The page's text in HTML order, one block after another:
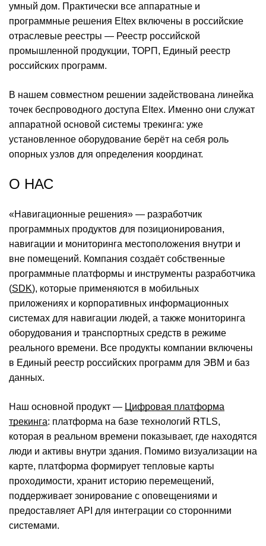
умный дом. Практически все аппаратные и
программные решения Eltex включены в российские
отраслевые реестры — Реестр российской
промышленной продукции, ТОРП, Единый реестр
российских программ.
В нашем совместном решении задействована линейка
точек беспроводного доступа Eltex. Именно они служат
аппаратной основой системы трекинга: уже
установленное оборудование берёт на себя роль
опорных узлов для определения координат.
О НАС
«Навигационные решения» — разработчик
программных продуктов для позиционирования,
навигации и мониторинга местоположения внутри и
вне помещений. Компания создаёт собственные
программные платформы и инструменты разработчика
(SDK), которые применяются в мобильных
приложениях и корпоративных информационных
системах для навигации людей, а также мониторинга
оборудования и транспортных средств в режиме
реального времени. Все продукты компании включены
в Единый реестр российских программ для ЭВМ и баз
данных.
Наш основной продукт — Цифровая платформа
трекинга: платформа на базе технологий RTLS,
которая в реальном времени показывает, где находятся
люди и активы внутри здания. Помимо визуализации на
карте, платформа формирует тепловые карты
проходимости, хранит историю перемещений,
поддерживает зонирование с оповещениями и
предоставляет API для интеграции со сторонними
системами.